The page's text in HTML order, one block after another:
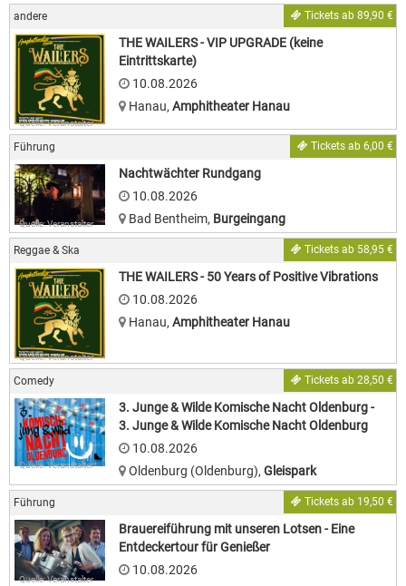
andere Tickets ab 89,90 €
Quelle: Veranstalter
THE WAILERS - VIP UPGRADE (keine
Eintrittskarte)
10.08.2026
Hanau, Amphitheater Hanau
Führung Tickets ab 6,00 €
Quelle: Veranstalter
Nachtwächter Rundgang
10.08.2026
Bad Bentheim, Burgeingang
Reggae & Ska Tickets ab 58,95 €
Quelle: Veranstalter
THE WAILERS - 50 Years of Positive Vibrations
10.08.2026
Hanau, Amphitheater Hanau
Comedy Tickets ab 28,50 €
Quelle: Veranstalter
3. Junge & Wilde Komische Nacht Oldenburg -
3. Junge & Wilde Komische Nacht Oldenburg
10.08.2026
Oldenburg (Oldenburg), Gleispark
Führung Tickets ab 19,50 €
Quelle: Veranstalter
Brauereiführung mit unseren Lotsen - Eine
Entdeckertour für Genießer
10.08.2026